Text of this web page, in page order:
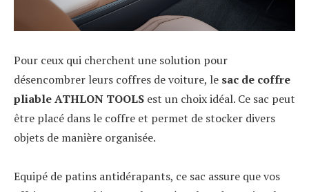
Pour ceux qui cherchent une solution pour
désencombrer leurs coffres de voiture, le sac de coffre
pliable ATHLON TOOLS est un choix idéal. Ce sac peut
être placé dans le coffre et permet de stocker divers
objets de manière organisée.
Equipé de patins antidérapants, ce sac assure que vos